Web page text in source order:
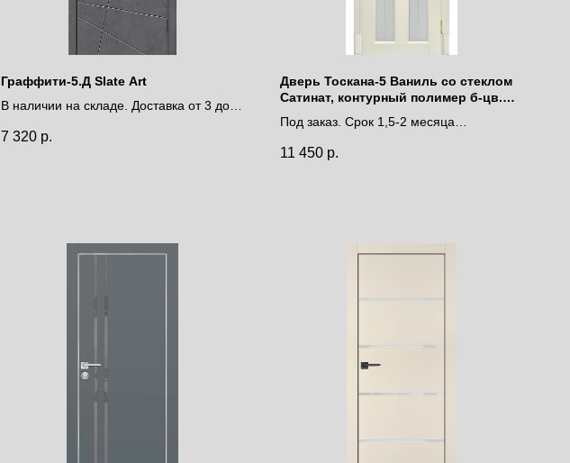
Граффити-5.Д Slate Art
В наличии на складе. Доставка от 3 до 9
Цена за полотно
7 320 р.
Дверь Тоскана-5 Ваниль со стеклом
Сатинат, контурный полимер б-цв.
Под заказ. Срок 1,5-2 месяца
11 450 р.